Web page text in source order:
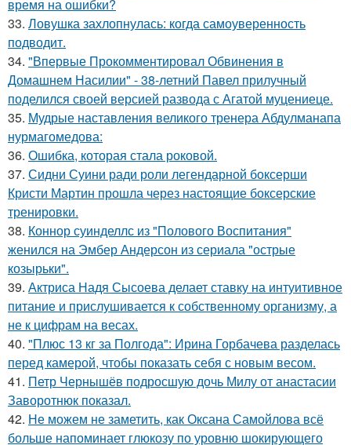
время на ошибки?
33. Ловушка захлопнулась: когда самоуверенность
подводит.
34. "Впервые Прокомментировал Обвинения в
Домашнем Насилии" - 38-летний Павел прилучный
поделился своей версией развода с Агатой муцениеце.
35. Мудрые наставления великого тренера Абдулманапа
нурмагомедова:
36. Ошибка, которая стала роковой.
37. Сидни Суини ради роли легендарной боксерши
Кристи Мартин прошла через настоящие боксерские
тренировки.
38. Коннор суинделлс из "Полового Воспитания"
женился на Эмбер Андерсон из сериала "острые
козырьки".
39. Актриса Надя Сысоева делает ставку на интуитивное
питание и прислушивается к собственному организму, а
не к цифрам на весах.
40. "Плюс 13 кг за Полгода": Ирина Горбачева разделась
перед камерой, чтобы показать себя с новым весом.
41. Петр Чернышёв подросшую дочь Милу от анастасии
Заворотнюк показал.
42. Не можем не заметить, как Оксана Самойлова всё
больше напоминает глюкозу по уровню шокирующего